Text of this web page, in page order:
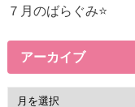
７月のばらぐみ⭐
アーカイブ